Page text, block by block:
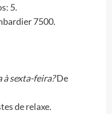
5.
7500.
à sexta-feira?De
de relaxe.